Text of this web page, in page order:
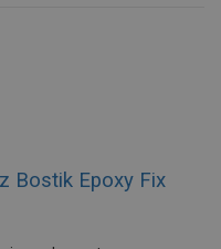
Bostik Epoxy Fix